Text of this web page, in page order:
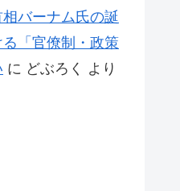
バーナム氏の誕
「官僚制・政策
に どぶろく より